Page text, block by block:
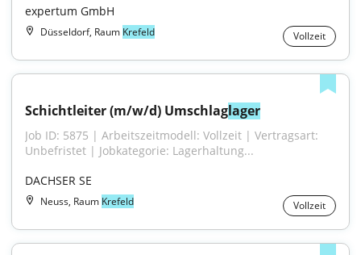
expertum GmbH
Düsseldorf, Raum Krefeld Vollzeit
Schichtleiter (m/w/d) Umschlaglager
Job ID: 5875 | Arbeitszeitmodell: Vollzeit | Vertragsart:
Unbefristet | Jobkategorie: Lagerhaltung...
DACHSER SE
Neuss, Raum Krefeld Vollzeit